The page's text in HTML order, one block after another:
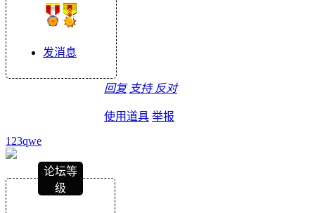
发消息
回复 支持 反对
使用道具 举报
123qwe
论坛等
级